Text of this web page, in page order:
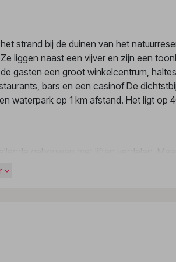
strand bij de duinen van het
liggen naast een vijver en zijn een
gasten een groot winkelcentrum,
bars en een casinof De
waterpark op 1 km afstand. Het ligt op
en uitchecken. Het
een autoverhuur, een